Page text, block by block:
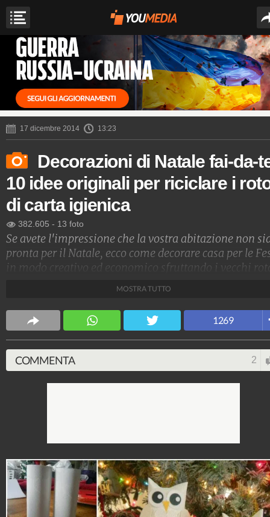
17 dicembre 2014 13:23
Decorazioni di Natale fai-da-
10 idee originali per riciclare i
di carta igienica
382.605 - 13 foto
Se avete l'impressione che la vostra abitazione non
pronta per il Natale, ecco come decorare casa per le
in modo creativo ed economico sfruttando i vecchi
Design Fanpage
70.432.386 349 video 13.554 foto
MOSTRA TUTTO
1269
COMMENTA 2